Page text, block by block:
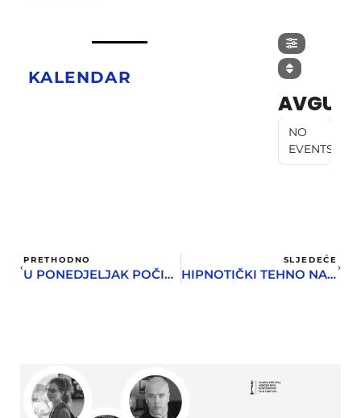
KALENDAR
AVGUST
NO
EVENTS
PRETHODNO
U PONEDJELJAK POČINJE 23. MSK TRG OD KNJIGE
SLJEDEĆE
HIPNOTIČKI TEHNO NA FORTE MARE: INTERAKT